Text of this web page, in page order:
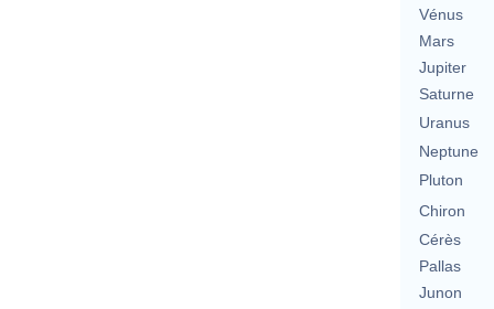
Vénus
Mars
Jupiter
Saturne
Uranus
Neptune
Pluton
Chiron
Cérès
Pallas
Junon